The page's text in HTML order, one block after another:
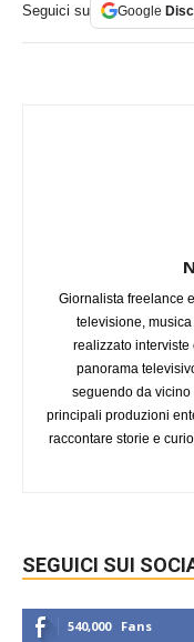
Seguici su Google
Giornalista freelance
televisione,
realizzato interviste
panorama
seguendo da vicino
principali produzioni
raccontare storie e
SEGUICI SUI
540,000 Fans